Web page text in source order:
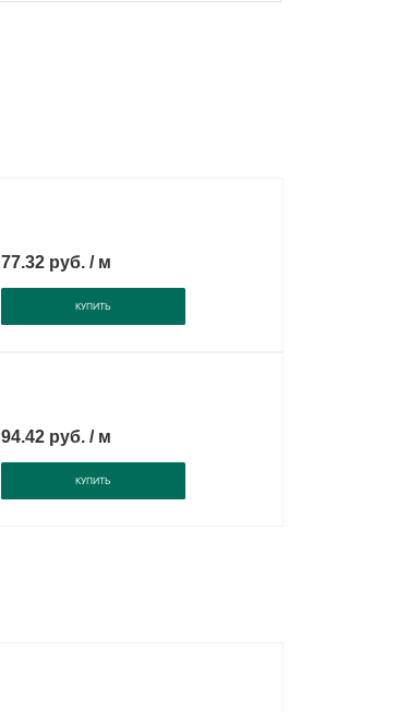
77.32 руб. / м
КУПИТЬ
94.42 руб. / м
КУПИТЬ